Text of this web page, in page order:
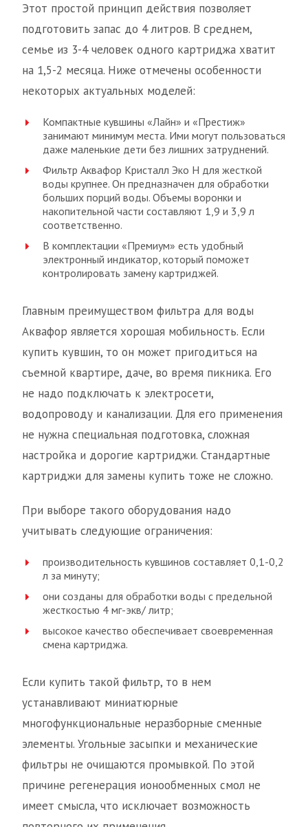
Этот простой принцип действия позволяет
подготовить запас до 4 литров. В среднем,
семье из 3-4 человек одного картриджа хватит
на 1,5-2 месяца. Ниже отмечены особенности
некоторых актуальных моделей:
Компактные кувшины «Лайн» и «Престиж»
занимают минимум места. Ими могут пользоваться
даже маленькие дети без лишних затруднений.
Фильтр Аквафор Кристалл Эко Н для жесткой
воды крупнее. Он предназначен для обработки
больших порций воды. Объемы воронки и
накопительной части составляют 1,9 и 3,9 л
соответственно.
В комплектации «Премиум» есть удобный
электронный индикатор, который поможет
контролировать замену картриджей.
Главным преимуществом фильтра для воды
Аквафор является хорошая мобильность. Если
купить кувшин, то он может пригодиться на
съемной квартире, даче, во время пикника. Его
не надо подключать к электросети,
водопроводу и канализации. Для его применения
не нужна специальная подготовка, сложная
настройка и дорогие картриджи. Стандартные
картриджи для замены купить тоже не сложно.
При выборе такого оборудования надо
учитывать следующие ограничения:
производительность кувшинов составляет 0,1-0,2
л за минуту;
они созданы для обработки воды с предельной
жесткостью 4 мг-экв/ литр;
высокое качество обеспечивает своевременная
смена картриджа.
Если купить такой фильтр, то в нем
устанавливают миниатюрные
многофункциональные неразборные сменные
элементы. Угольные засыпки и механические
фильтры не очищаются промывкой. По этой
причине регенерация ионообменных смол не
имеет смысла, что исключает возможность